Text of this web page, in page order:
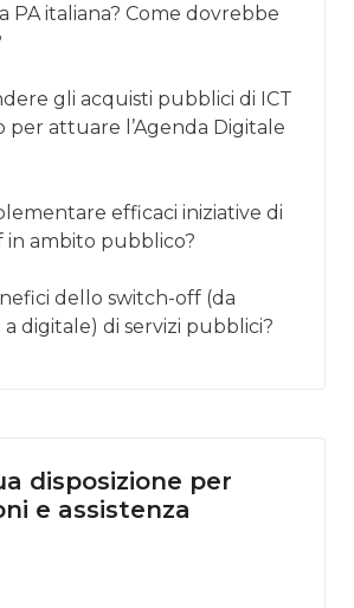
PA italiana? Come dovrebbe
gli acquisti pubblici di ICT
per attuare l’Agenda Digitale
efficaci iniziative di
in ambito pubblico?
dello switch-off (da
digitale) di servizi pubblici?
disposizione per
e assistenza